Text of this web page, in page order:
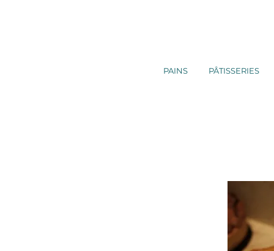
PAINS PÂTISSERIES